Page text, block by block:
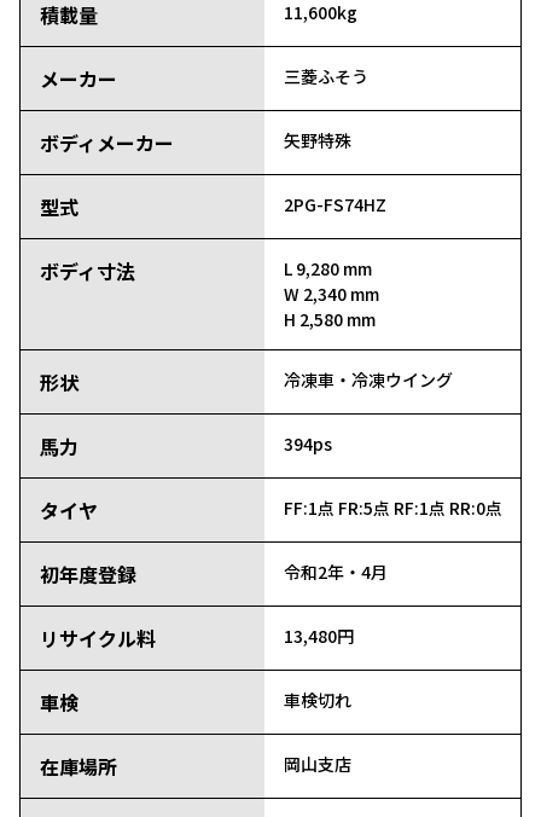
積載量 11,600kg
メーカー 三菱ふそう
ボディメーカー 矢野特殊
型式 2PG-FS74HZ
ボディ寸法
L 9,280 mm
W 2,340 mm
H 2,580 mm
形状 冷凍車・冷凍ウイング
馬力 394ps
タイヤ FF:1点 FR:5点 RF:1点 RR:0点
初年度登録 令和2年・4月
リサイクル料 13,480円
車検 車検切れ
在庫場所 岡山支店